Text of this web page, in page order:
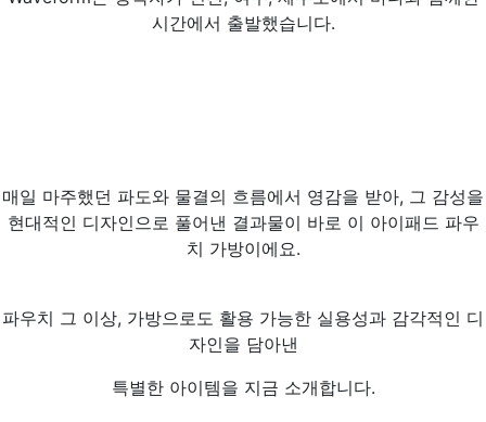
시간에서 출발했습니다.
매일 마주했던 파도와 물결의 흐름에서 영감을 받아, 그 감성을
현대적인 디자인으로 풀어낸 결과물이 바로 이 아이패드 파우
치 가방이에요.
파우치 그 이상, 가방으로도 활용 가능한 실용성과 감각적인 디
자인을 담아낸
특별한 아이템을 지금 소개합니다.